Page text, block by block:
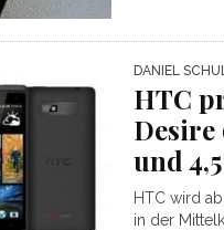
DANIEL
HTC
und
HTC wird
in der